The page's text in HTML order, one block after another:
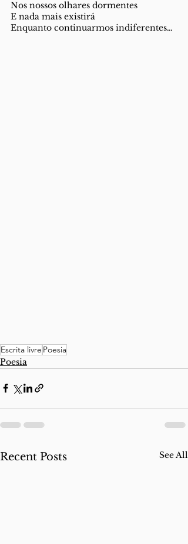
Nos nossos olhares dormentes
E nada mais existirá
Enquanto continuarmos indiferentes…
Escrita livre Poesia
Poesia
Recent Posts See All